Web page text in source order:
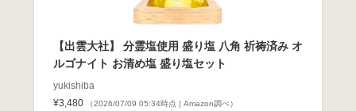
【出雲大社】 分霊塩使用 盛り塩 八角 祈祷済み オ
ルゴナイト お清め塩 盛り塩セット
yukishiba
¥3,480
（2026/07/09 05:34時点 | Amazon調べ）